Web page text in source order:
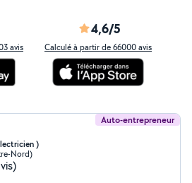
avis
4,6/5
Calculé à partir de 66000 avis
Auto-entrepreneur
)
Nord)